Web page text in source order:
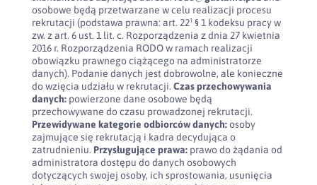
osobowe będą przetwarzane w celu realizacji procesu
rekrutacji (podstawa prawna: art. 22¹ § 1 kodeksu pracy w
zw. z art. 6 ust. 1 lit. c. Rozporządzenia z dnia 27 kwietnia
2016 r. Rozporządzenia RODO w ramach realizacji
obowiązku prawnego ciążącego na administratorze
danych). Podanie danych jest dobrowolne, ale konieczne
do wzięcia udziału w rekrutacji. Czas przechowywania
danych:powierzone dane osobowe będą
przechowywane do czasu prowadzonej rekrutacji.
Przewidywane kategorie odbiorców danych:osoby
zajmujące się rekrutacją i kadra decydująca o
zatrudnieniu. Przysługujące prawa:prawo do żądania od
administratora dostępu do danych osobowych
dotyczących swojej osoby, ich sprostowania, usunięcia